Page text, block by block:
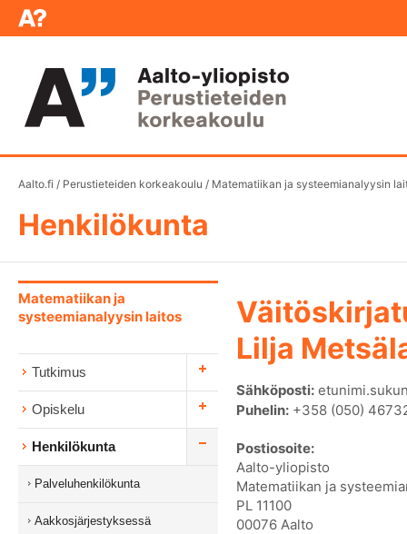
Aalto.fi / Perustieteiden korkeakoulu / Matematiikan ja systeemianalyysin
Henkilökunta
Matematiikan ja
systeemianalyysin laitos
Tutkimus
Opiskelu
Henkilökunta
Palveluhenkilökunta
Aakkosjärjestyksessä
Lilja
Sähköposti:
Puhelin: +358 (050)
Postiosoite:
Aalto-yliopisto
Matematiikan ja
PL 11100
00076 Aalto